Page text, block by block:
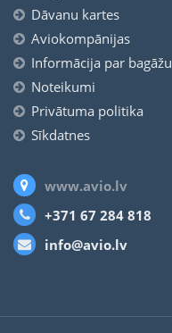
Dāvanu kartes
Aviokompānijas
Informācija par bagāžu
Noteikumi
Privātuma politika
Sīkdatnes
www.avio.lv
+371 67 284 818
info@avio.lv